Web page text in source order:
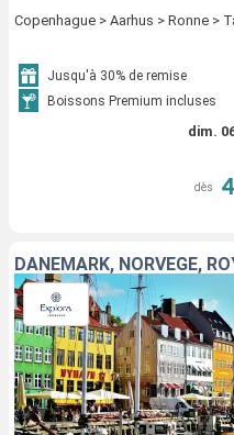
Copenhague > Aarhus > Ronne >
Jusqu'à 30% de remise
Boissons Premium incluses
dim.
dès
DANEMARK, NORVÈGE,